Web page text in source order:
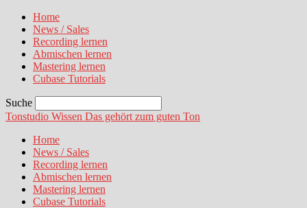
Home
News / Sales
Recording lernen
Abmischen lernen
Mastering lernen
Cubase Tutorials
Suche
Tonstudio Wissen Das gehört zum guten Ton
Home
News / Sales
Recording lernen
Abmischen lernen
Mastering lernen
Cubase Tutorials